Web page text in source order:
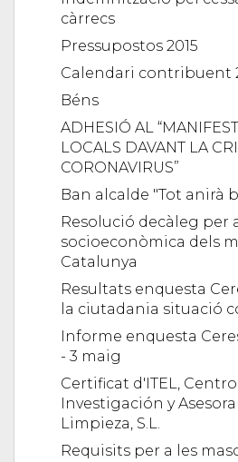
càrrecs
Pressupostos 2015
Calendari contribuent
Béns
ADHESIÓ AL
LOCALS DAVANT LA
CORONAVIRUS”
Ban alcalde "Tot anirà
Resolució decàleg per
socioeconòmica dels
Catalunya
Resultats enquesta
la ciutadania situació
Informe enquesta
- 3 maig
Certificat d'ITEL,
Investigación y
Limpieza, S.L.
Requisits per a les